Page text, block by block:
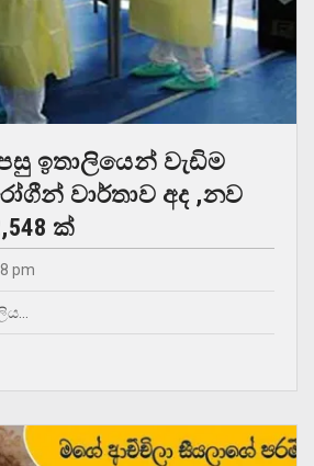
ඉතාලියෙන් වැඩිම
වාර්තාව අද ,නව
ක්
pm